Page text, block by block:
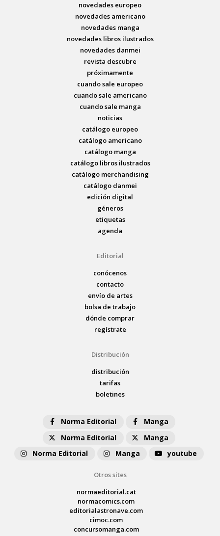
novedades europeo
novedades americano
novedades manga
novedades libros ilustrados
novedades danmei
revista descubre
próximamente
cuando sale europeo
cuando sale americano
cuando sale manga
noticias
catálogo europeo
catálogo americano
catálogo manga
catálogo libros ilustrados
catálogo merchandising
catálogo danmei
edición digital
géneros
etiquetas
agenda
Editorial
conócenos
contacto
envío de artes
bolsa de trabajo
dónde comprar
regístrate
Distribución
distribución
tarifas
boletines
Norma Editorial
Manga
Norma Editorial
Manga
Norma Editorial
Manga youtube
Otros sites
normaeditorial.cat
normacomics.com
editorialastronave.com
cimoc.com
concursomanga.com